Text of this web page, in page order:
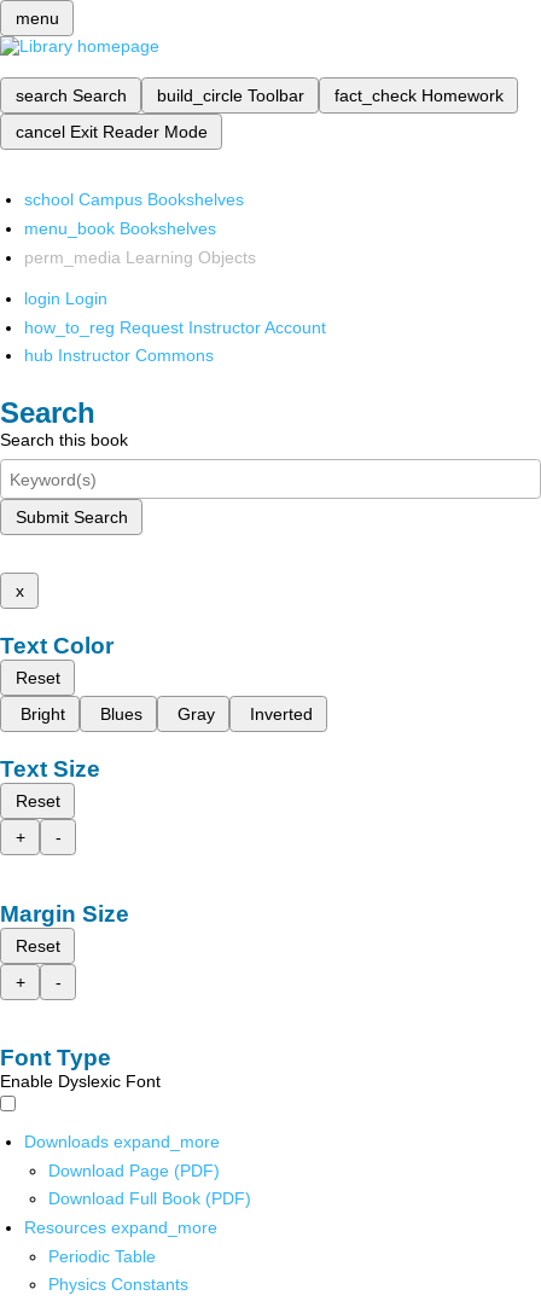
menu
search Search build_circle Toolbar fact_check Homework
cancel Exit Reader Mode
school Campus Bookshelves
menu_book Bookshelves
perm_media Learning Objects
login Login
how_to_reg Request Instructor Account
hub Instructor Commons
Search
Search this book
Submit Search
x
Text Color
Reset
Bright
Blues Gray Inverted
Text Size
Reset
+
-
Margin Size
Reset
+
-
Font Type
Enable Dyslexic Font
Downloads expand_more
Download Page (PDF)
Download Full Book (PDF)
Resources expand_more
Periodic Table
Physics Constants